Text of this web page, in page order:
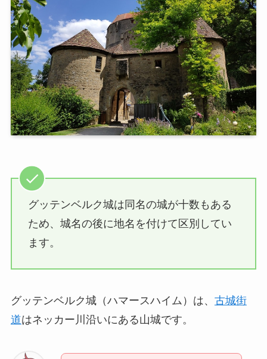
グッテンベルク城は同名の城が十数もある
ため、城名の後に地名を付けて区別してい
ます。
グッテンベルク城（ハマースハイム）は、 古城街
道はネッカー川沿いにある山城です。